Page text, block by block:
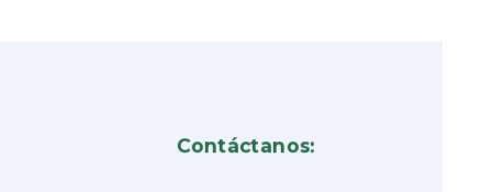
Contáctanos: